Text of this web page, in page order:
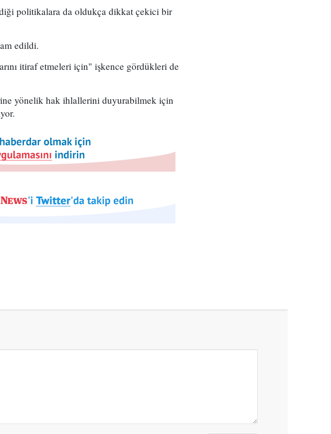
politikalara da oldukça dikkat çekici bir
edildi.
itiraf etmeleri için" işkence gördükleri de
yönelik hak ihlallerini duyurabilmek için